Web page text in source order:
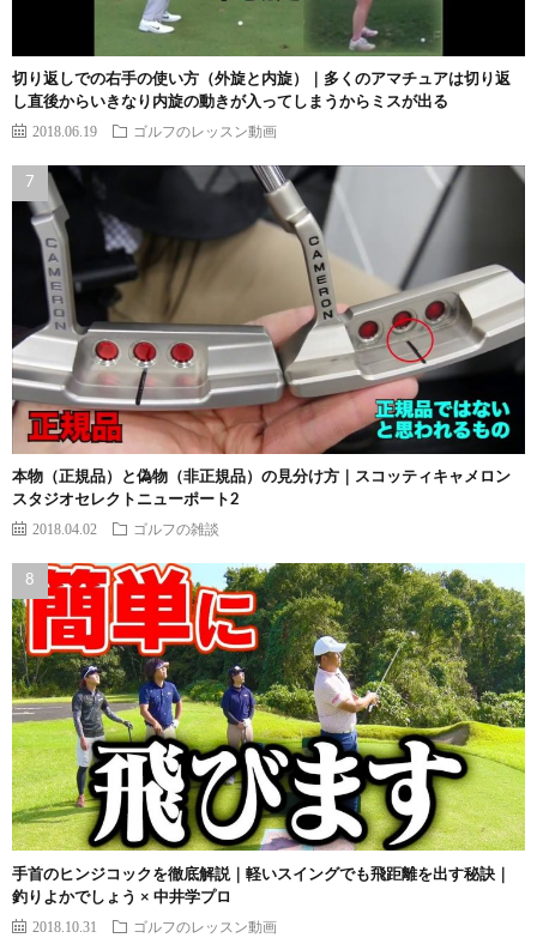
切り返しでの右手の使い方（外旋と内旋）｜多くのアマチュアは切り返
し直後からいきなり内旋の動きが入ってしまうからミスが出る
2018.06.19 ゴルフのレッスン動画
本物（正規品）と偽物（非正規品）の見分け方｜スコッティキャメロン
スタジオセレクトニューポート2
2018.04.02 ゴルフの雑談
手首のヒンジコックを徹底解説｜軽いスイングでも飛距離を出す秘訣｜
釣りよかでしょう × 中井学プロ
2018.10.31 ゴルフのレッスン動画